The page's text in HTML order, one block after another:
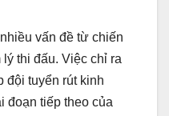
vấn đề từ chiến
thi đấu. Việc chỉ ra
đội tuyển rút kinh
đoạn tiếp theo của